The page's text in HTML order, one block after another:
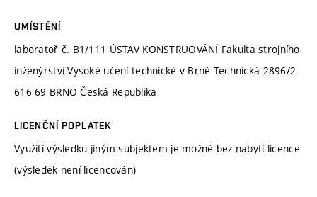
UMÍSTĚNÍ
laboratoř č. B1/111 ÚSTAV KONSTRUOVÁNÍ Fakulta strojního
inženýrství Vysoké učení technické v Brně Technická 2896/2
616 69 BRNO Česká Republika
LICENČNÍ POPLATEK
Využití výsledku jiným subjektem je možné bez nabytí licence
(výsledek není licencován)